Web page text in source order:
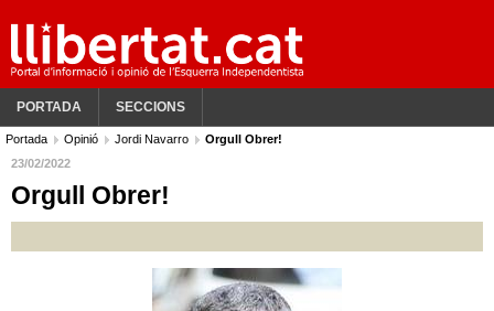
PORTADA SECCIONS
Portada Opinió Jordi Navarro
Orgull Obrer!
23/02/2022
Orgull Obrer!